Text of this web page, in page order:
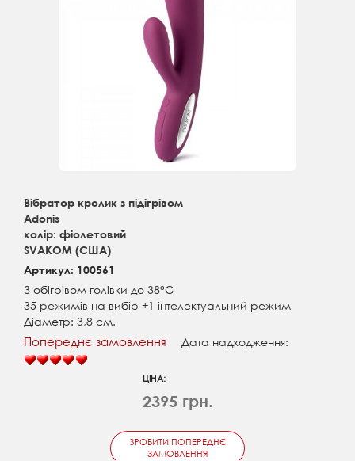
Вібратор кролик з підігрівом
Adonis
колір: фіолетовий
SVAKOM (США)
Артикул: 100561
З обігрівом голівки до 38°C
35 режимів на вибір +1 інтелектуальний режим
Діаметр: 3,8 см.
Попереднє замовлення Дата надходження:
ЦІНА:
2395 грн.
ЗРОБИТИ ПОПЕРЕДНЄ
ЗАМОВЛЕННЯ